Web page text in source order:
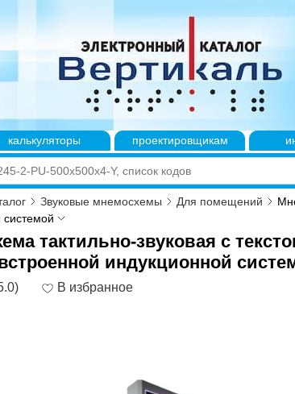
калькуляторы проектировщикам
Звуковые мнемосхемы Для помещений
системой
тактильно-звуковая с
индукционной